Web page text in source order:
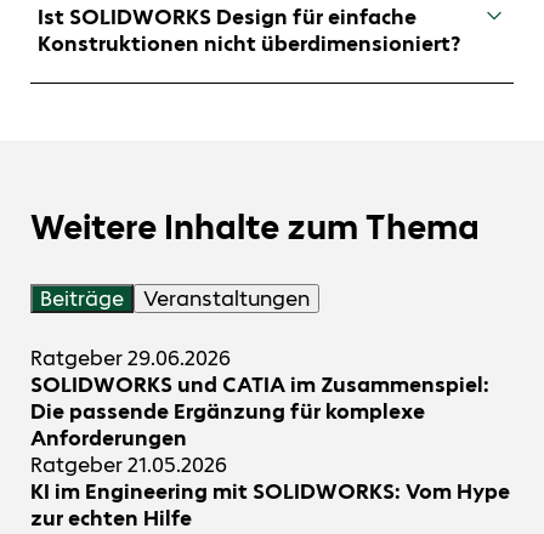
SOLIDWORKS ist eine durchgängige, digitale
Prozesskette von der Idee bis zur Fertigung
und darüber hinaus.
Benutzerfreundlichkeit. Änderungen bleiben
kontrollierbar, Modelle lesbar und die Software
folgt der Logik realer Konstruktionsarbeit.
Ist SOLIDWORKS Design für einfache
Konstruktionen nicht überdimensioniert?
Nein. Gerade bei scheinbar einfachen Aufgaben
belasten.
Weitere Inhalte zum Thema
Beiträge Veranstaltungen
Ratgeber29.06.2026
SOLIDWORKS und CATIA im Zusammenspiel:
Die passende Ergänzung für komplexe
Anforderungen
Ratgeber21.05.2026
KI im Engineering mit SOLIDWORKS: Vom Hype
zur echten Hilfe